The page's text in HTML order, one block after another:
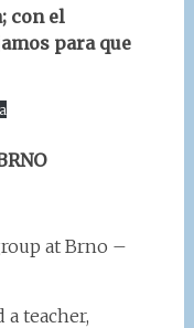
con el
para que
at Brno –
teacher,